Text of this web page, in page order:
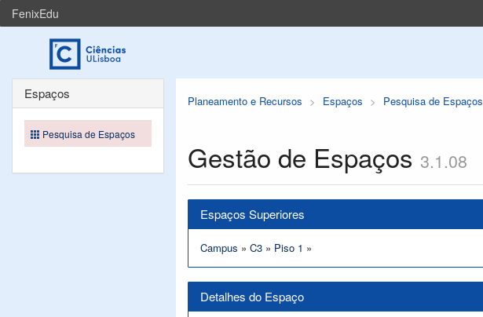
FenixEdu
Planeamento e Recursos Espaços Pesquisa de Espaços
Gestão de Espaços 3.1.08
Espaços Superiores
Campus » C3 » Piso 1 »
Detalhes do Espaço
Espaços
Pesquisa de Espaços